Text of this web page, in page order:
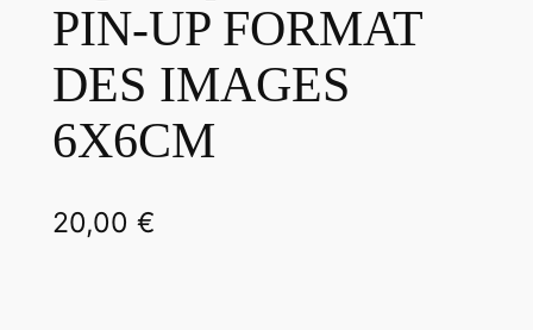
PIN-UP FORMAT
DES IMAGES
6X6CM
20,00 €